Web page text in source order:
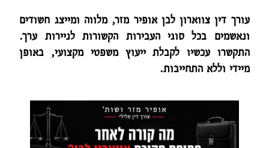
עורך דין צווארון לבן אופיר מזר, מלווה ומייצג חשודים
ונאשמים בכל סוגי העבירות הקשורות לניירות ערך.
התקשרו עכשיו לקבלת ייעוץ משפטי מקצועי, באופן
מיידי וללא התחייבות.